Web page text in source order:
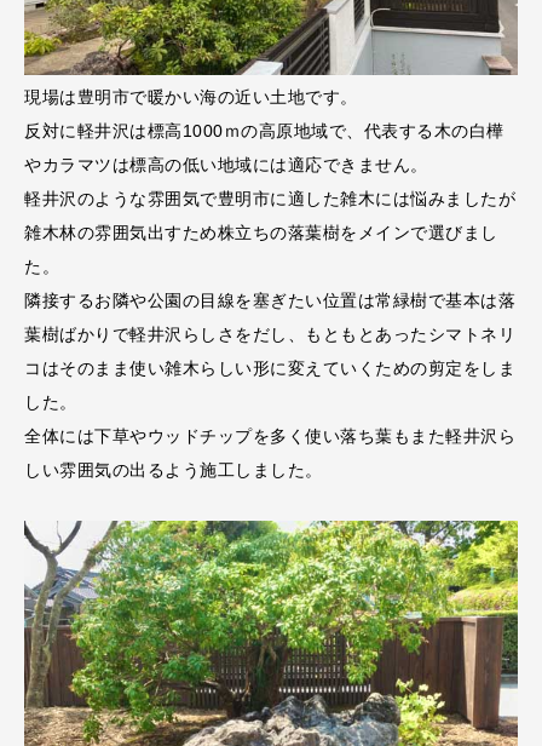
現場は豊明市で暖かい海の近い土地です。
反対に軽井沢は標高1000ｍの高原地域で、代表する木の白樺
やカラマツは標高の低い地域には適応できません。
軽井沢のような雰囲気で豊明市に適した雑木には悩みましたが
雑木林の雰囲気出すため株立ちの落葉樹をメインで選びまし
た。
隣接するお隣や公園の目線を塞ぎたい位置は常緑樹で基本は落
葉樹ばかりで軽井沢らしさをだし、もともとあったシマトネリ
コはそのまま使い雑木らしい形に変えていくための剪定をしま
した。
全体には下草やウッドチップを多く使い落ち葉もまた軽井沢ら
しい雰囲気の出るよう施工しました。